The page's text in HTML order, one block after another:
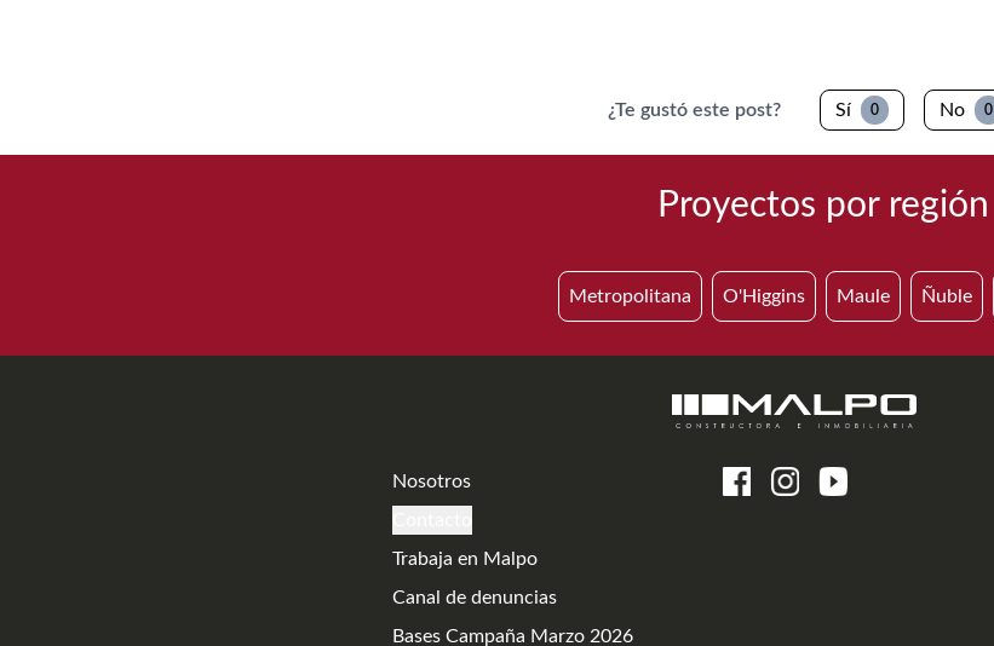
¿Te gustó este post? Sí 0 No 0
Proyectos por región
Metropolitana O'Higgins Maule Ñuble
Nosotros
Trabaja en Malpo
Canal de denuncias
Bases Campaña Marzo 2026